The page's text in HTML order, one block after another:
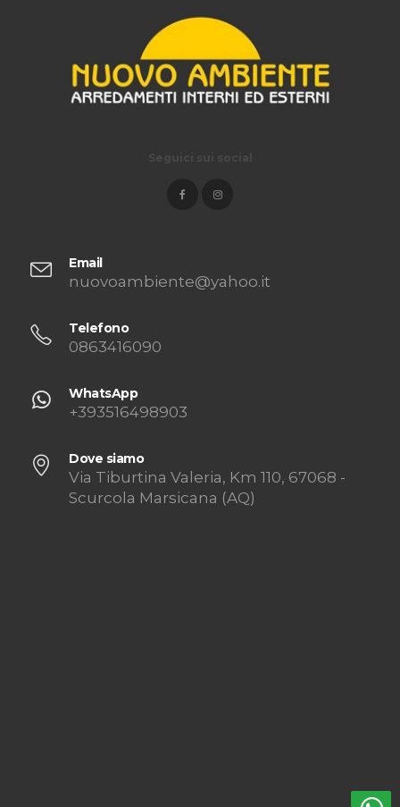
Email
nuovoambiente@yahoo.it
Telefono
0863416090
WhatsApp
+393516498903
Dove siamo
Via Tiburtina Valeria, Km 110, 67068 -
Scurcola Marsicana (AQ)